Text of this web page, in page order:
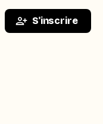
S'inscrire